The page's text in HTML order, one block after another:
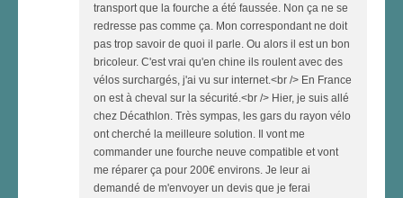
transport que la fourche a été faussée. Non ça ne se
redresse pas comme ça. Mon correspondant ne doit
pas trop savoir de quoi il parle. Ou alors il est un bon
bricoleur. C'est vrai qu'en chine ils roulent avec des
vélos surchargés, j'ai vu sur internet.<br /> En France
on est à cheval sur la sécurité.<br /> Hier, je suis allé
chez Décathlon. Très sympas, les gars du rayon vélo
ont cherché la meilleure solution. Il vont me
commander une fourche neuve compatible et vont
me réparer ça pour 200€ environs. Je leur ai
demandé de m'envoyer un devis que je ferai